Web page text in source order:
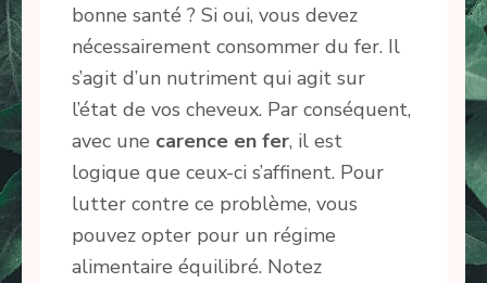
bonne santé ? Si oui, vous devez
nécessairement consommer du fer. Il
s’agit d’un nutriment qui agit sur
l’état de vos cheveux. Par conséquent,
avec une carence en fer, il est
logique que ceux-ci s’affinent. Pour
lutter contre ce problème, vous
pouvez opter pour un régime
alimentaire équilibré. Notez